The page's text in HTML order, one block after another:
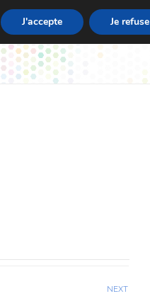
Cursus scolaire
NEXT
J'accepte Je refuse